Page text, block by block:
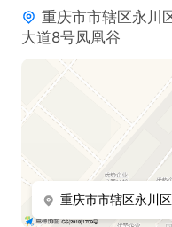
2. 拥有良好的职业素
备一年以上相关工作
3. 无不良征信记录
4. 具备团队协作精神
5. 学习能力强，沟通
和探索的热情。
6. 熟悉抖音平台规则
操经验者优先考虑。
重庆市市辖区永川
大道8号凤凰谷